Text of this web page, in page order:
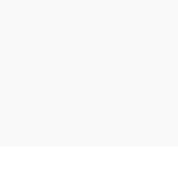
Nó dường như tập trung ở những
đề về trí nhớ và phát triển thị lực kém.